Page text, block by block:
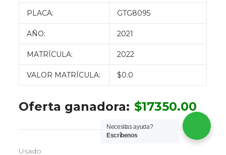
PLACA: GTG8095
AÑO: 2021
MATRÍCULA: 2022
VALOR MATRÍCULA: $0.0
Oferta ganadora: $17350.00
Usado
Necesitas ayuda?
Escríbenos